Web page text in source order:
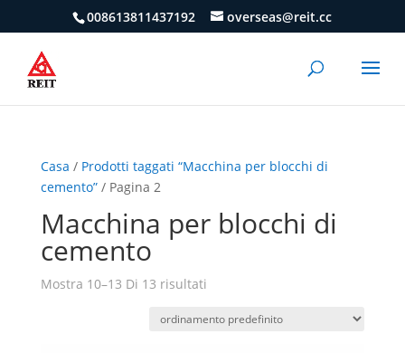
008613811437192 overseas@reit.cc
Casa / Prodotti taggati “Macchina per blocchi di
cemento”/ Pagina 2
Macchina per blocchi di
cemento
Mostra 10–13 Di 13 risultati